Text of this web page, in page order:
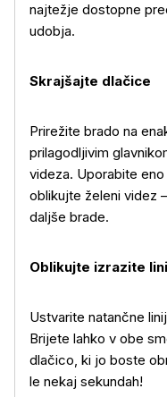
najtežje dostopne
udobja.
Skrajšajte dlačice
Prirežite brado na
prilagodljivim
videza. Uporabite
oblikujte želeni videz
daljše brade.
Oblikujte izrazite
Ustvarite natančne
Brijete lahko v obe
dlačico, ki jo boste
le nekaj sekundah!